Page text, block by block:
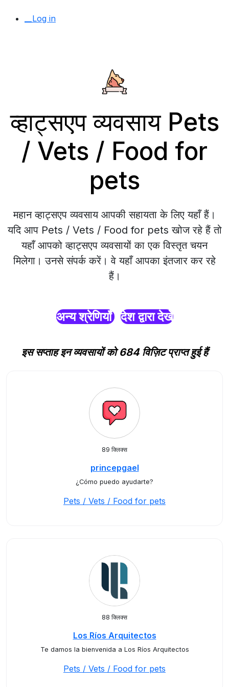
__Log in
व्हाट्सएप व्यवसाय Pets
/ Vets / Food for
pets
महान व्हाट्सएप व्यवसाय आपकी सहायता के लिए यहाँ हैं।
यदि आप Pets / Vets / Food for pets खोज रहे हैं तो
यहाँ आपको व्हाट्सएप व्यवसायों का एक विस्तृत चयन
मिलेगा। उनसे संपर्क करें। वे यहाँ आपका इंतजार कर रहे
हैं।
अन्य श्रेणियाँ देश द्वारा देखें
इस सप्ताह इन व्यवसायों को 684 विज़िट प्राप्त हुई हैं
89 क्लिक्स
princepgael
¿Cómo puedo ayudarte?
Pets / Vets / Food for pets
88 क्लिक्स
Los Ríos Arquitectos
Te damos la bienvenida a Los Ríos Arquitectos
Pets / Vets / Food for pets